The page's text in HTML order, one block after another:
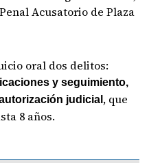
Acusatorio de Plaza
oral dos delitos:
y seguimiento,
judicial , que
8 años.